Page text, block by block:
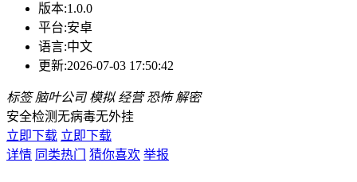
版本:1.0.0
平台:安卓
语言:中文
更新:2026-07-03 17:50:42
标签 脑叶公司 模拟 经营 恐怖 解密
安全检测无病毒无外挂
立即下载 立即下载
详情 同类热门 猜你喜欢 举报